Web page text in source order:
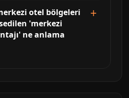
otel bölgeleri
'merkezi
ne anlama